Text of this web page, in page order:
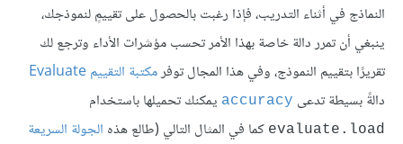
النماذج في أثناء التدريب، فإذا رغبت بالحصول على تقييمٍ لنموذجك،
ينبغي أن تمرر دالة خاصة بهذا الأمر تحسب مؤشرات الأداء وترجع لك
تقريرًا بتقييم النموذج، وفي هذا المجال توفرمكتبة التقييم Evaluate
دالةً بسيطة تدعى accuracy يمكنك تحميلها باستخدام
evaluate.load كما في المثال التالي (طالع هذه الجولة السريعة